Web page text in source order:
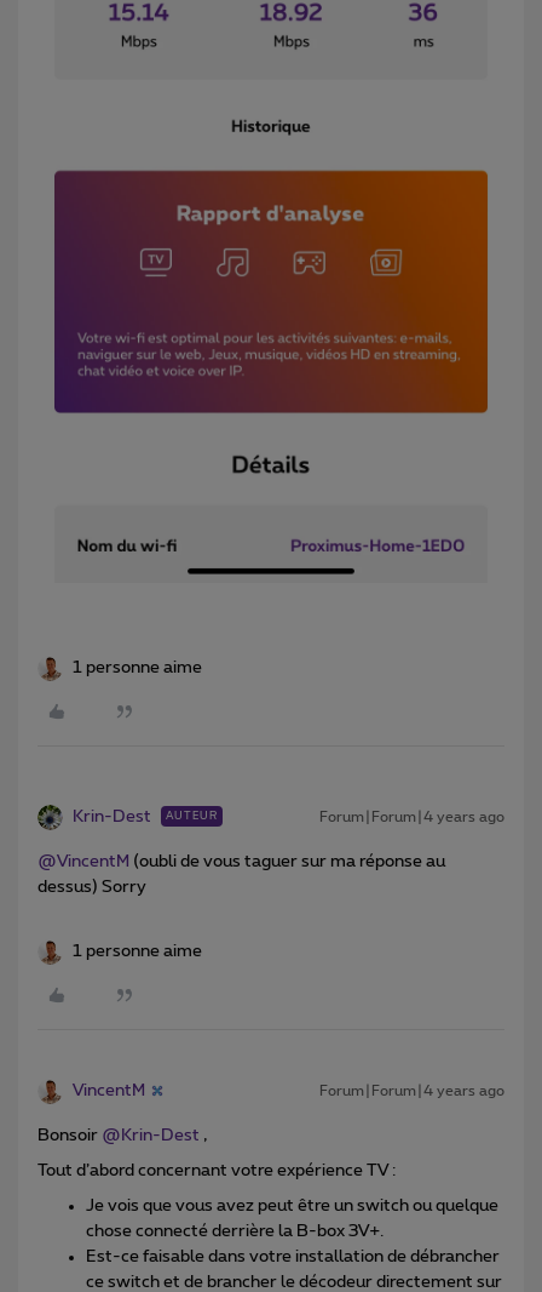
1 personne aime
Krin-Dest AUTEUR Forum|Forum|4 years ago
@VincentM (oubli de vous taguer sur ma réponse au
dessus) Sorry
1 personne aime
VincentM Forum|Forum|4 years ago
Bonsoir @Krin-Dest ,
Tout d’abord concernant votre expérience TV :
Je vois que vous avez peut être un switch ou quelque
chose connecté derrière la B-box 3V+.
Est-ce faisable dans votre installation de débrancher
ce switch et de brancher le décodeur directement sur